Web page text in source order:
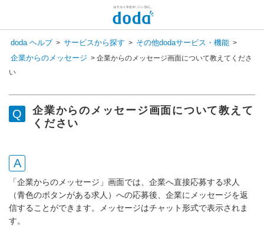
doda ヘルプ > サービスから探す > その他dodaサービス・機能 >
企業からのメッセージ > 企業からのメッセージ画面について教えてくださ
い
企業からのメッセージ画面について教えて
ください
「企業からのメッセージ」画面では、企業へ直接応募する求人
（青色のボタンがある求人）への応募後、企業にメッセージを返
信することができます。メッセージはチャット形式で表示されま
す。